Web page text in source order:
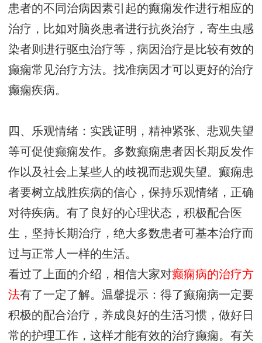
患者的不同治病因素引起的癫痫发作进行相应的
治疗，比如对脑炎患者进行抗炎治疗，寄生虫感
染者则进行驱虫治疗等，病因治疗是比较有效的
癫痫常见治疗方法。找准病因才可以更好的治疗
癫痫疾病。
四、乐观情绪：实践证明，精神紧张、悲观失望
等可促使癫痫发作。多数癫痫患者因长期反发作
作以及社会上某些人的歧视而悲观失望。癫痫患
者要树立战胜疾病的信心，保持乐观情绪，正确
对待疾病。有了良好的心理状态，积极配合医
生，坚持长期治疗，绝大多数患者可基本治疗而
过与正常人一样的生活。
看过了上面的介绍，相信大家对癫痫病的治疗方
法有了一定了解。温馨提示：得了癫痫病一定要
积极的配合治疗，养成良好的生活习惯，做好日
常的护理工作，这样才能有效的治疗癫痫。有关